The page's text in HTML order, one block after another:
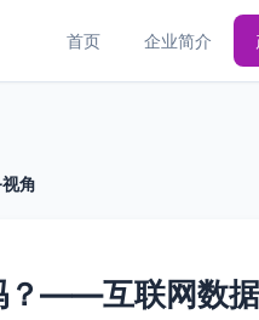
首页 企业简介
角
？——互联网数